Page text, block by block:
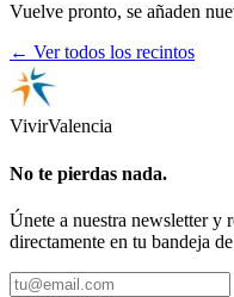
Vuelve pronto, se añaden
← Ver todos los recintos
VivirValencia
No te pierdas nada.
Únete a nuestra newsletter y
directamente en tu bandeja